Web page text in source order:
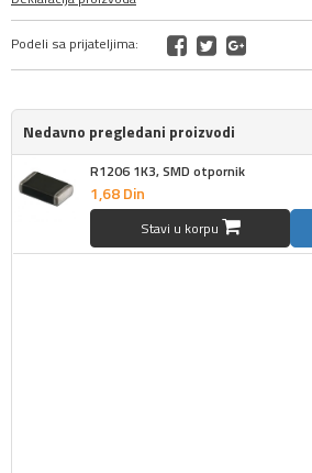
Podeli sa prijateljima:
Nedavno pregledani proizvodi
R1206 1K3, SMD otpornik
1,68Din
Stavi u korpu